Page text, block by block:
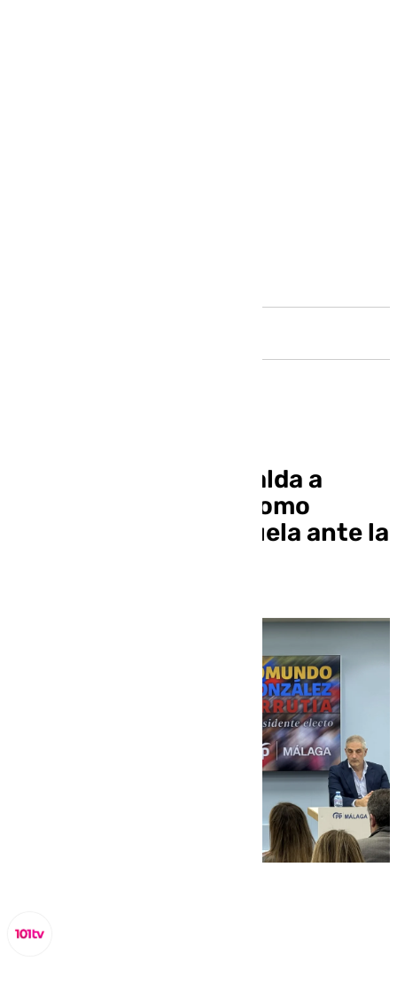
El PP de Málaga respalda a
Edmundo González como
presidente de Venezuela ante la